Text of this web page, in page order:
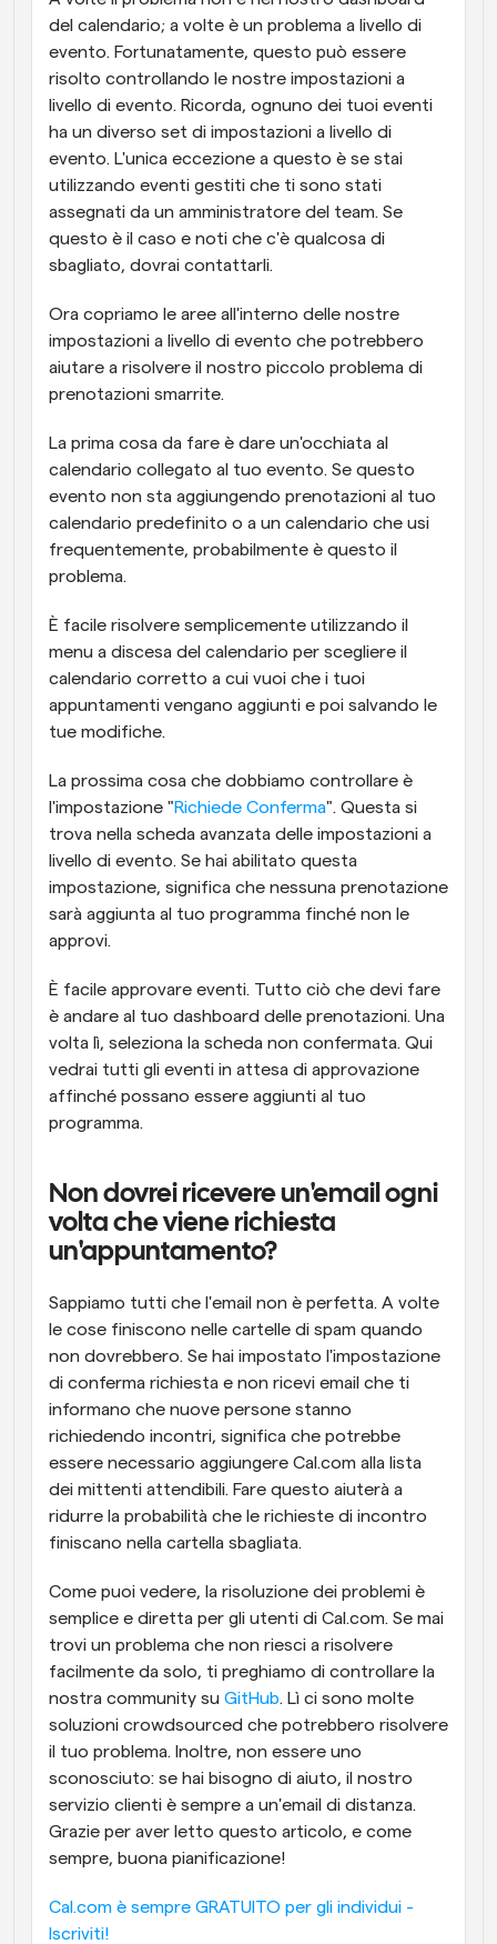
del calendario; a volte è un problema a livello di
evento. Fortunatamente, questo può essere
risolto controllando le nostre impostazioni a
livello di evento. Ricorda, ognuno dei tuoi eventi
ha un diverso set di impostazioni a livello di
evento. L'unica eccezione a questo è se stai
utilizzando eventi gestiti che ti sono stati
assegnati da un amministratore del team. Se
questo è il caso e noti che c'è qualcosa di
sbagliato, dovrai contattarli.
Ora copriamo le aree all'interno delle nostre
impostazioni a livello di evento che potrebbero
aiutare a risolvere il nostro piccolo problema di
prenotazioni smarrite.
La prima cosa da fare è dare un'occhiata al
calendario collegato al tuo evento. Se questo
evento non sta aggiungendo prenotazioni al tuo
calendario predefinito o a un calendario che usi
frequentemente, probabilmente è questo il
problema.
È facile risolvere semplicemente utilizzando il
menu a discesa del calendario per scegliere il
calendario corretto a cui vuoi che i tuoi
appuntamenti vengano aggiunti e poi salvando le
tue modifiche.
La prossima cosa che dobbiamo controllare è
l'impostazione "Richiede Conferma". Questa si
trova nella scheda avanzata delle impostazioni a
livello di evento. Se hai abilitato questa
impostazione, significa che nessuna prenotazione
sarà aggiunta al tuo programma finché non le
approvi.
È facile approvare eventi. Tutto ciò che devi fare
è andare al tuo dashboard delle prenotazioni. Una
volta lì, seleziona la scheda non confermata. Qui
vedrai tutti gli eventi in attesa di approvazione
affinché possano essere aggiunti al tuo
programma.
Non dovrei ricevere un'email ogni
volta che viene richiesta
un'appuntamento?
Sappiamo tutti che l'email non è perfetta. A volte
le cose finiscono nelle cartelle di spam quando
non dovrebbero. Se hai impostato l'impostazione
di conferma richiesta e non ricevi email che ti
informano che nuove persone stanno
richiedendo incontri, significa che potrebbe
essere necessario aggiungere Cal.com alla lista
dei mittenti attendibili. Fare questo aiuterà a
ridurre la probabilità che le richieste di incontro
finiscano nella cartella sbagliata.
Come puoi vedere, la risoluzione dei problemi è
semplice e diretta per gli utenti di Cal.com. Se mai
trovi un problema che non riesci a risolvere
facilmente da solo, ti preghiamo di controllare la
nostra community su GitHub. Lì ci sono molte
soluzioni crowdsourced che potrebbero risolvere
il tuo problema. Inoltre, non essere uno
sconosciuto: se hai bisogno di aiuto, il nostro
servizio clienti è sempre a un'email di distanza.
Grazie per aver letto questo articolo, e come
sempre, buona pianificazione!
Cal.com è sempre GRATUITO per gli individui -
Iscriviti!